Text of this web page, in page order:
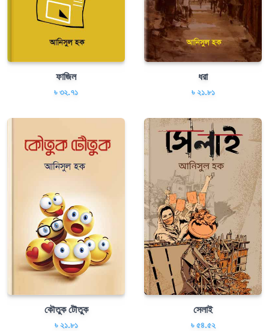
ফাজিল
৳ ৩২.৭১
ধরা
৳ ২১.৮১
কৌতুক টৌতুক
৳ ২১.৮১
সেলাই
৳ ৫৪.৫২